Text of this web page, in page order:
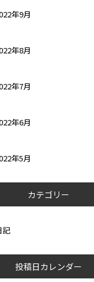
年9月
年8月
年7月
年6月
年5月
カテゴリー
記
投稿日カレンダー